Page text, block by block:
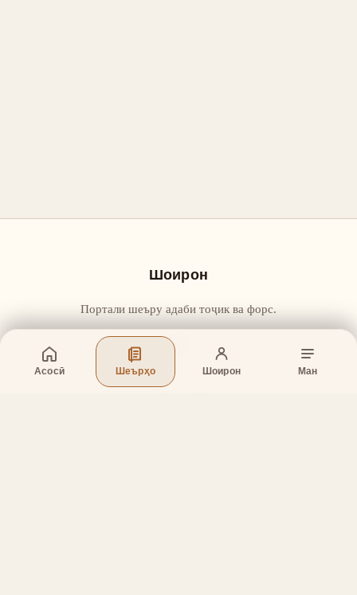
Асосӣ Шеърҳо Шоирон Ман
Шоирон
Портали шеъру адаби тоҷик ва форс.